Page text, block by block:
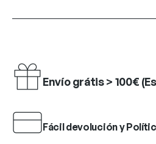
Envío grátis > 100€
Fácil devolución y